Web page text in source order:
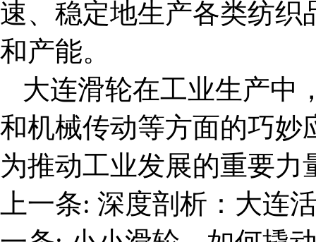
速、稳定地生产各类纺织
和产能。
大连滑轮在工业生产中
和机械传动等方面的巧妙
为推动工业发展的重要力
上一条: 深度剖析：大连